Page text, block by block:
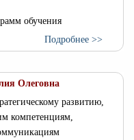
обучения
Подробнее >>
Олеговна
развитию,
компетенциям,